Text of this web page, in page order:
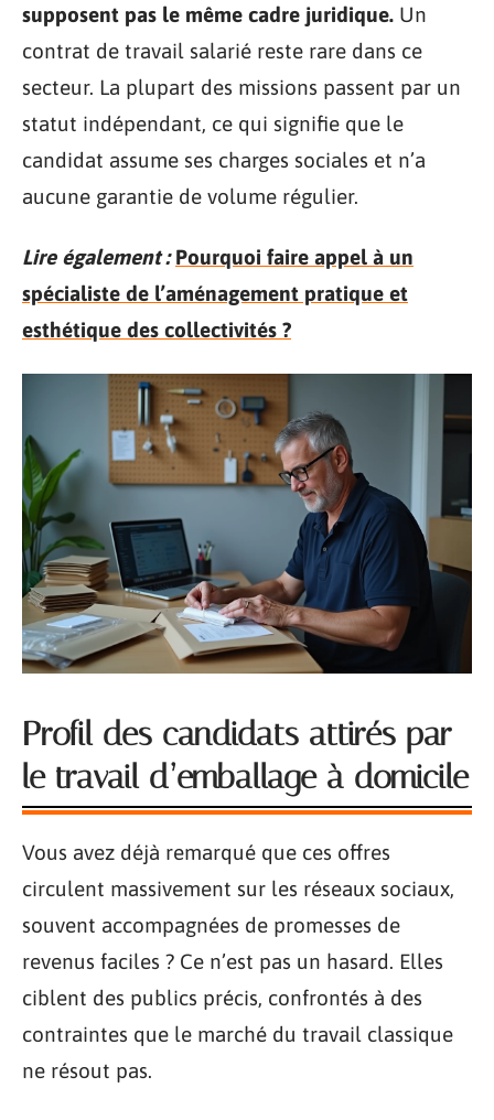
supposent pas le même cadre juridique. Un
contrat de travail salarié reste rare dans ce
secteur. La plupart des missions passent par un
statut indépendant, ce qui signifie que le
candidat assume ses charges sociales et n’a
aucune garantie de volume régulier.
Lire également : Pourquoi faire appel à un
spécialiste de l’aménagement pratique et
esthétique des collectivités ?
Profil des candidats attirés par
le travail d’emballage à domicile
Vous avez déjà remarqué que ces offres
circulent massivement sur les réseaux sociaux,
souvent accompagnées de promesses de
revenus faciles ? Ce n’est pas un hasard. Elles
ciblent des publics précis, confrontés à des
contraintes que le marché du travail classique
ne résout pas.